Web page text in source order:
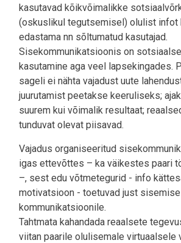
kasutavad kõikvõimalikke
(oskuslikul tegutsemisel) olulist infot
edastama nn sõltumatud kasutajad.
Sisekommunikatsioonis on
kasutamine aga veel lapsekingades.
sageli ei nähta vajadust uute
juurutamist peetakse keeruliseks;
suurem kui võimalik resultaat;
tunduvat olevat piisavad.
Vajadus organiseeritud
igas ettevõttes – ka väikestes paari
–, sest edu võtmetegurid - info
motivatsioon - toetuvad just
kommunikatsioonile.
Tahtmata kahandada reaalsete
viitan paarile olulisemale virtuaalsele